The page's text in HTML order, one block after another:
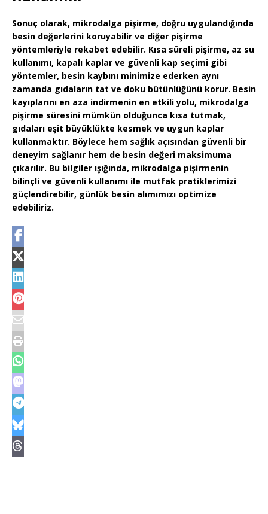
Sonuç olarak, mikrodalga pişirme, doğru uygulandığında
besin değerlerini koruyabilir ve diğer pişirme
yöntemleriyle rekabet edebilir. Kısa süreli pişirme, az su
kullanımı, kapalı kaplar ve güvenli kap seçimi gibi
yöntemler, besin kaybını minimize ederken aynı
zamanda gıdaların tat ve doku bütünlüğünü korur. Besin
kayıplarını en aza indirmenin en etkili yolu, mikrodalga
pişirme süresini mümkün olduğunca kısa tutmak,
gıdaları eşit büyüklükte kesmek ve uygun kaplar
kullanmaktır. Böylece hem sağlık açısından güvenli bir
deneyim sağlanır hem de besin değeri maksimuma
çıkarılır. Bu bilgiler ışığında, mikrodalga pişirmenin
bilinçli ve güvenli kullanımı ile mutfak pratiklerimizi
güçlendirebilir, günlük besin alımımızı optimize
edebiliriz.